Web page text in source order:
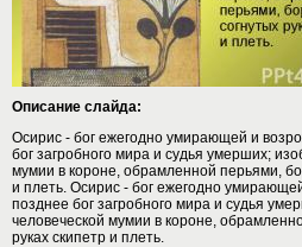
Описание слайда:
Осирис - бог ежегодно умирающей и
бог загробного мира и судья умерших;
мумии в короне, обрамленной перьями,
и плеть. Осирис - бог ежегодно
позднее бог загробного мира и судья
человеческой мумии в короне,
руках скипетр и плеть.